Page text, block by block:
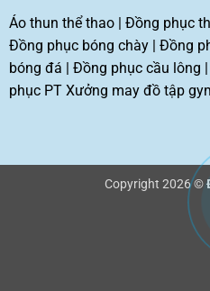
Áo thun thể thao| Đồng phục
Đồng phục bóng chày| Đồng
bóng đá | Đồng phục cầu lông |
phục PT Xưởng may đồ tập
Copyright 2026 ©